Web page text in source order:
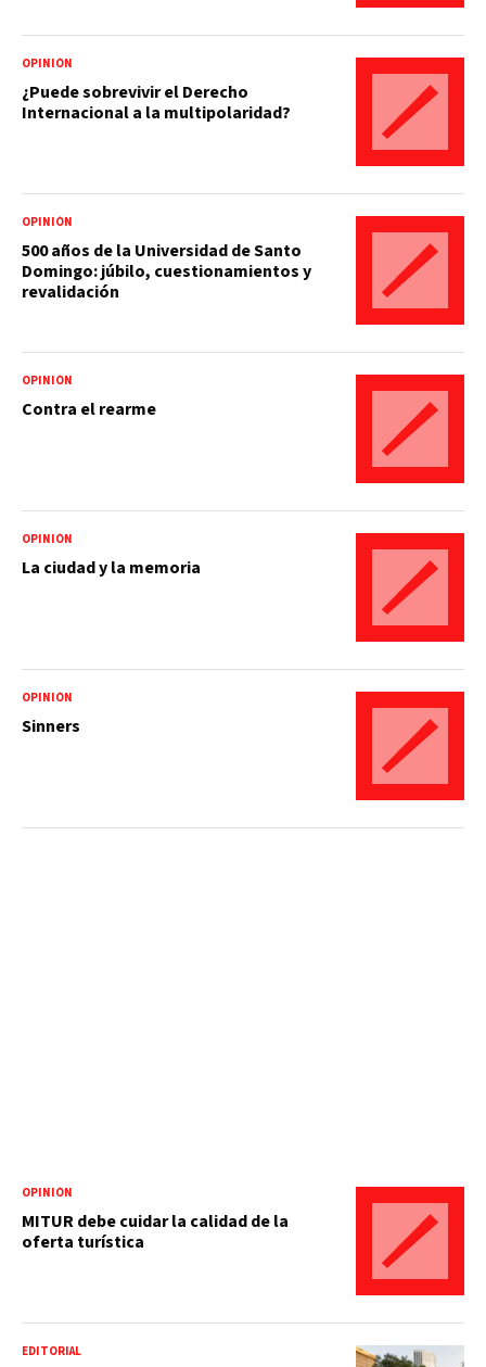
OPINIÓN
¿Puede sobrevivir el Derecho
Internacional a la multipolaridad?
OPINIÓN
500 años de la Universidad de Santo
Domingo: júbilo, cuestionamientos y
revalidación
OPINIÓN
Contra el rearme
OPINIÓN
La ciudad y la memoria
OPINIÓN
Sinners
OPINIÓN
MITUR debe cuidar la calidad de la
oferta turística
EDITORIAL